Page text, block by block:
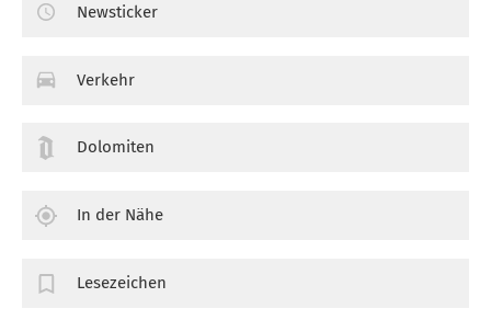
Newsticker
Verkehr
Dolomiten
In der Nähe
Lesezeichen